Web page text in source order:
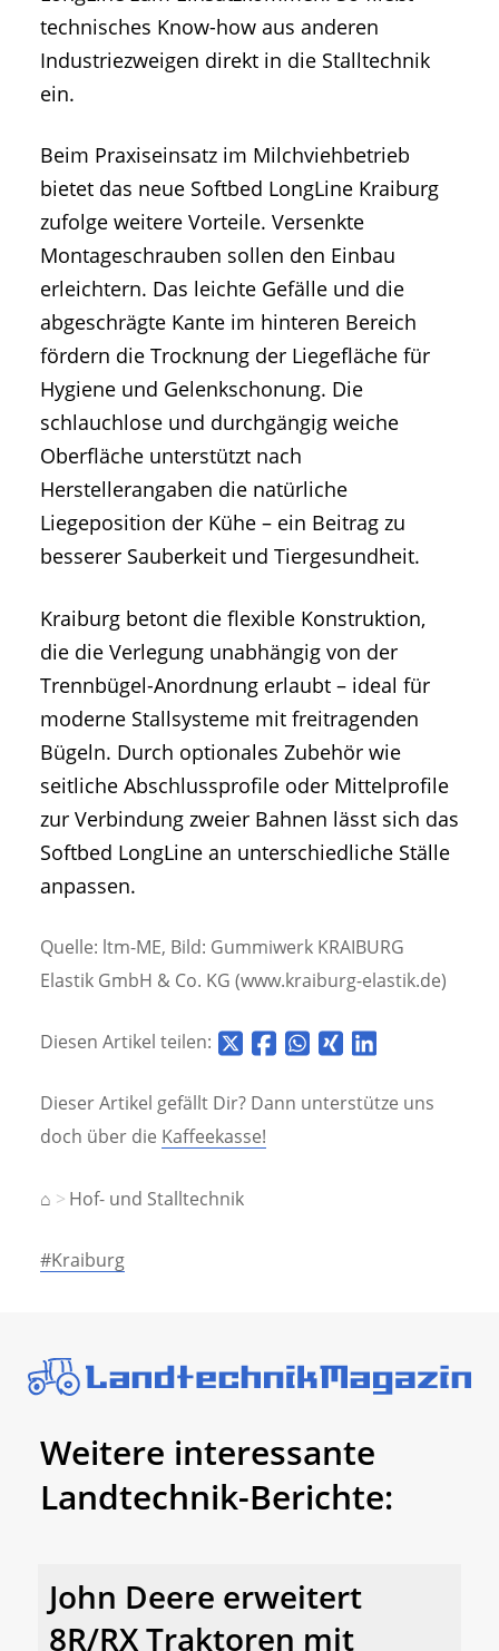
technisches Know-how aus anderen
Industriezweigen direkt in die Stalltechnik
ein.
Beim Praxiseinsatz im Milchviehbetrieb
bietet das neue Softbed LongLine Kraiburg
zufolge weitere Vorteile. Versenkte
Montageschrauben sollen den Einbau
erleichtern. Das leichte Gefälle und die
abgeschrägte Kante im hinteren Bereich
fördern die Trocknung der Liegefläche für
Hygiene und Gelenkschonung. Die
schlauchlose und durchgängig weiche
Oberfläche unterstützt nach
Herstellerangaben die natürliche
Liegeposition der Kühe – ein Beitrag zu
besserer Sauberkeit und Tiergesundheit.
Kraiburg betont die flexible Konstruktion,
die die Verlegung unabhängig von der
Trennbügel-Anordnung erlaubt – ideal für
moderne Stallsysteme mit freitragenden
Bügeln. Durch optionales Zubehör wie
seitliche Abschlussprofile oder Mittelprofile
zur Verbindung zweier Bahnen lässt sich das
Softbed LongLine an unterschiedliche Ställe
anpassen.
Quelle: ltm-ME, Bild: Gummiwerk KRAIBURG
Elastik GmbH & Co. KG (www.kraiburg-elastik.de)
Diesen Artikel teilen:
Dieser Artikel gefällt Dir? Dann unterstütze uns
doch über die Kaffeekasse!
⌂ Hof- und Stalltechnik
#Kraiburg
Weitere interessante
Landtechnik-Berichte:
John Deere erweitert
8R/RX Traktoren mit